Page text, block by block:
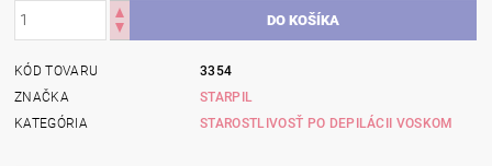
KÓD TOVARU
3354
ZNAČKA
STARPIL
KATEGÓRIA
STAROSTLIVOSŤ PO DEPILÁCII VOSKOM